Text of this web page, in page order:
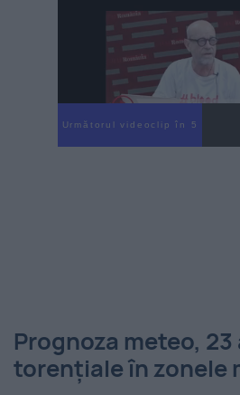
Următorul videoclip în 4
Prognoza meteo,
torențiale în zonele